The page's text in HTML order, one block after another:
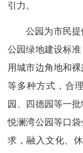
引力。
公园为市民
公园绿地建设标
用城市边角地和
等多种方式，合
园、四德园等一
悦澜湾公园等口
求，融入文化、